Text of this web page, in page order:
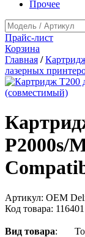
Прочее
Прайс-лист
Корзина
Главная /
лазерных
P2000s/
Артикул: OEM
Код товара: 116401
Вид товара: